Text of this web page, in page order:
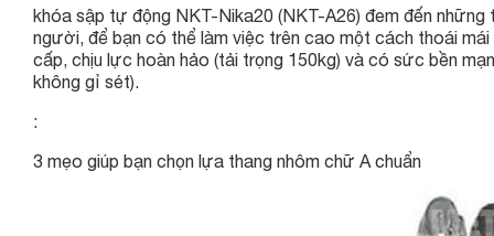
khóa sập tự động NKT-Nika20 (NKT-A26) đem đến
người, để bạn có thể làm việc trên cao một cách thoái
cấp, chịu lực hoàn hảo (tải trọng 150kg) và có sức bền
không gỉ sét).
:
3 mẹo giúp bạn chọn lựa thang nhôm chữ A chuẩn